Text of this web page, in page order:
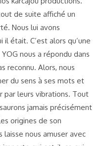
de suite affiché un
Nous lui avons
était. C’est alors qu’une
nous a répondu dans
reconnu. Alors, nous
du sens à ses mots et
par leurs vibrations. Tout
jamais précisément
origines de son
nous amuser avec